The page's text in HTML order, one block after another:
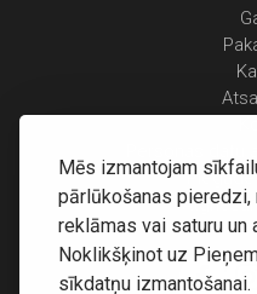
Mēs izmantojam
pārlūkošanas
reklāmas vai saturu un
Noklikšķinot uz
sīkdatņu izmantošanai.